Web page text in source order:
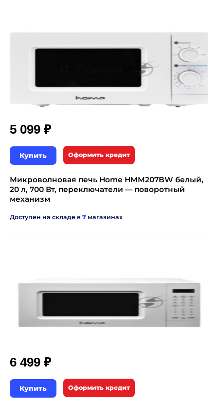
5 099 ₽
Купить Оформить кредит
Микроволновая печь Home HMM207BW белый,
20 л, 700 Вт, переключатели — поворотный
механизм
Доступен на складе в 7 магазинах
6 499 ₽
Купить Оформить кредит